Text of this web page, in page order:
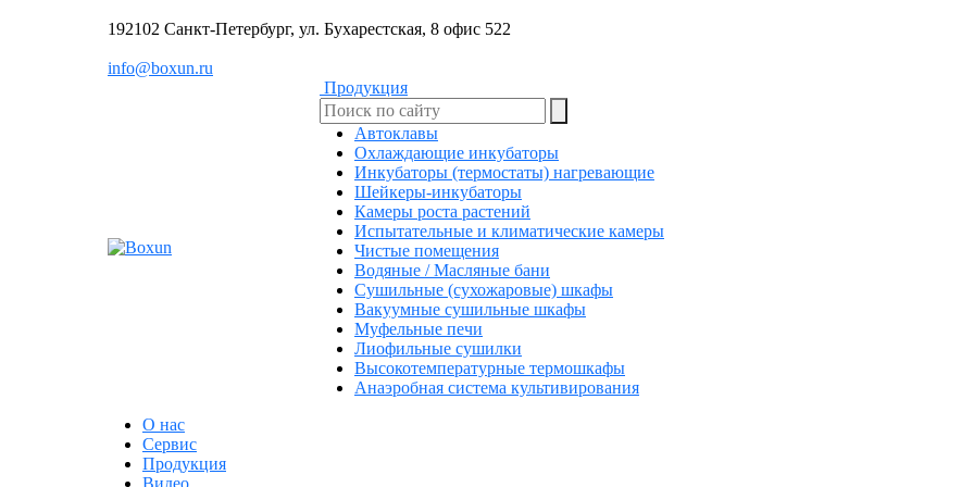
192102 Санкт-Петербург, ул. Бухарестская, 8 офис 522
info@boxun.ru
Продукция
Автоклавы
Охлаждающие инкубаторы
Инкубаторы (термостаты) нагревающие
Шейкеры-инкубаторы
Камеры роста растений
Испытательные и климатические камеры
Чистые помещения
Водяные / Масляные бани
Сушильные (сухожаровые) шкафы
Вакуумные сушильные шкафы
Муфельные печи
Лиофильные сушилки
Высокотемпературные термошкафы
Анаэробная система культивирования
О нас
Сервис
Продукция
Видео